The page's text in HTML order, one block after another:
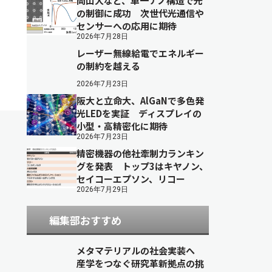
の制御に成功 次世代光通信や
センサーへの応用に期待
2026年7月28日
レーザー無線給電でエネルギー
の制約を越える
2026年7月23日
阪大と立命大、AlGaNで多色発
光LEDを実証 ディスプレイの
小型・高精密化に期待
2026年7月23日
精密機器の他社牽制力ランキン
グを発表 トップ3はキヤノン、
セイコーエプソン、リコー
2026年7月29日
編集部おすすめ
メタマテリアルの社会実装へ
産学をつなぐ研究革新拠点の挑